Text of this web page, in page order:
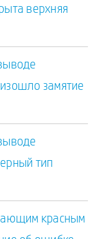
верхняя
замятие
тип
красным